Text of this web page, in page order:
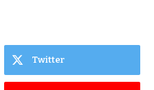
Twitter